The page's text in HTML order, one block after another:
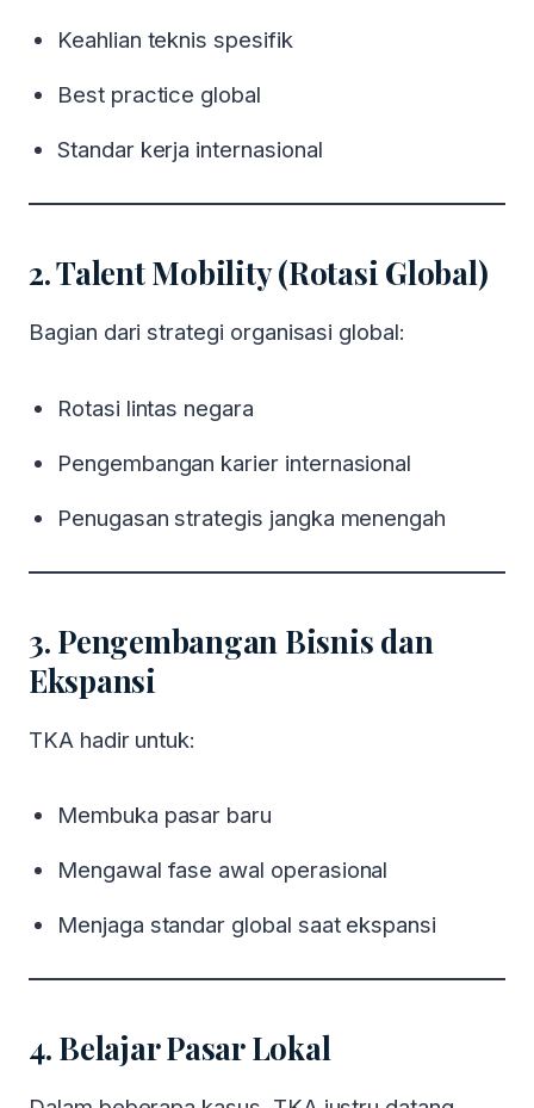
Keahlian teknis spesifik
Best practice global
Standar kerja internasional
2. Talent Mobility (Rotasi Global)
Bagian dari strategi organisasi global:
Rotasi lintas negara
Pengembangan karier internasional
Penugasan strategis jangka menengah
3. Pengembangan Bisnis dan
Ekspansi
TKA hadir untuk:
Membuka pasar baru
Mengawal fase awal operasional
Menjaga standar global saat ekspansi
4. Belajar Pasar Lokal